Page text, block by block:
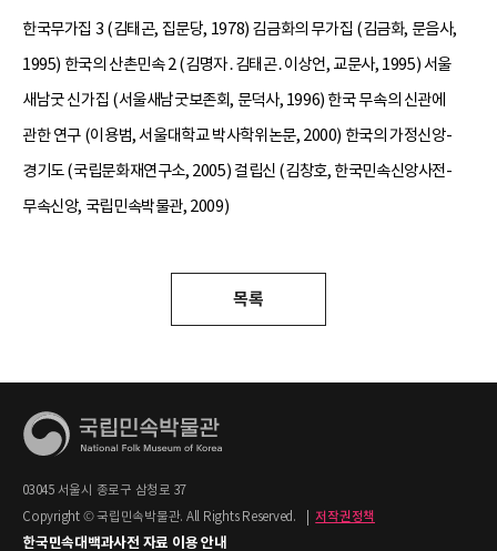
한국무가집 3 (김태곤, 집문당, 1978) 김금화의 무가집 (김금화, 문음사,
1995) 한국의 산촌민속 2 (김명자․김태곤․이상언, 교문사, 1995) 서울
새남굿 신가집 (서울새남굿보존회, 문덕사, 1996) 한국 무속의 신관에
관한 연구 (이용범, 서울대학교 박사학위논문, 2000) 한국의 가정신앙-
경기도 (국립문화재연구소, 2005) 걸립신 (김창호, 한국민속신앙사전-
무속신앙, 국립민속박물관, 2009)
목록
03045 서울시 종로구 삼청로 37
Copyright © 국립민속박물관. All Rights Reserved.
저작권정책
한국민속대백과사전 자료 이용 안내